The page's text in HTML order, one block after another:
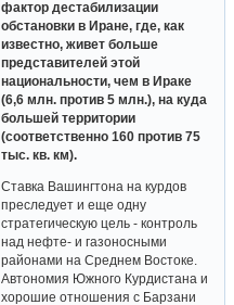
фактор дестабилизации
обстановки в Иране, где, как
известно, живет больше
представителей этой
национальности, чем в Ираке
(6,6 млн. против 5 млн.), на куда
большей территории
(соответственно 160 против 75
тыс. кв. км).
Ставка Вашингтона на курдов
преследует и еще одну
стратегическую цель - контроль
над нефте- и газоносными
районами на Среднем Востоке.
Автономия Южного Курдистана и
хорошие отношения с Барзани